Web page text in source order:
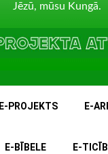
Jēzū, mūsu Kungā.
E-PROJEKTS E-
E-BĪBELE E-